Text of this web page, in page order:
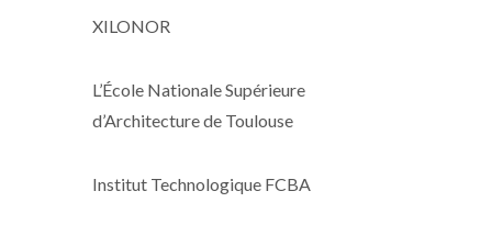
XILONOR
L’École Nationale Supérieure
d’Architecture de Toulouse
Institut Technologique FCBA